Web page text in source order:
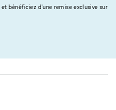
bénéficiez d'une remise exclusive sur